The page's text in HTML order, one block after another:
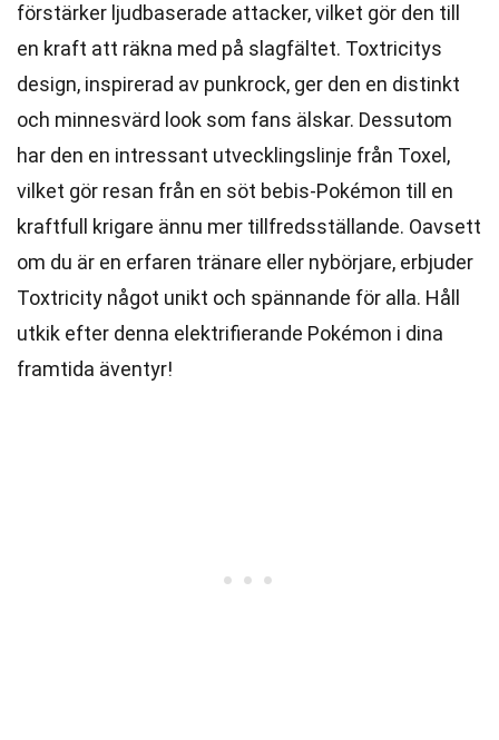
förstärker ljudbaserade attacker, vilket gör den till
en kraft att räkna med på slagfältet. Toxtricitys
design, inspirerad av punkrock, ger den en distinkt
och minnesvärd look som fans älskar. Dessutom
har den en intressant utvecklingslinje från Toxel,
vilket gör resan från en söt bebis-Pokémon till en
kraftfull krigare ännu mer tillfredsställande. Oavsett
om du är en erfaren tränare eller nybörjare, erbjuder
Toxtricity något unikt och spännande för alla. Håll
utkik efter denna elektrifierande Pokémon i dina
framtida äventyr!